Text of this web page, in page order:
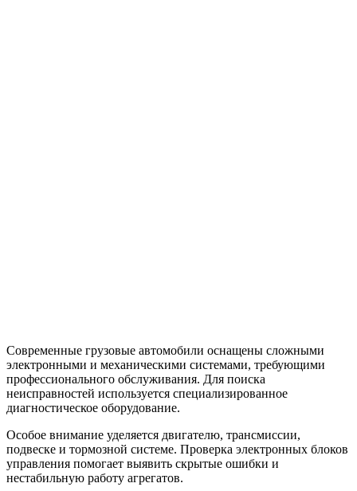
Современные грузовые автомобили оснащены сложными
электронными и механическими системами, требующими
профессионального обслуживания. Для поиска
неисправностей используется специализированное
диагностическое оборудование.
Особое внимание уделяется двигателю, трансмиссии,
подвеске и тормозной системе. Проверка электронных блоков
управления помогает выявить скрытые ошибки и
нестабильную работу агрегатов.